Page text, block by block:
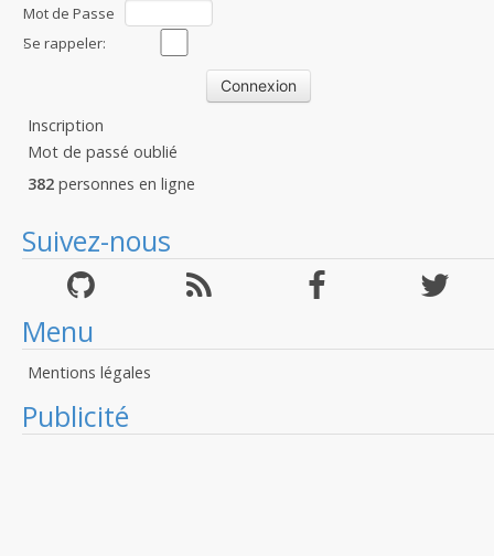
Mot de Passe
:Se rappeler:
Inscription
Mot de passé oublié
382 personnes en ligne
Suivez-nous
Menu
Mentions légales
Publicité